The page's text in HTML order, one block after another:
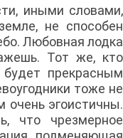
иными словами,
не способен
Любовная лодка
Тот же, кто
прекрасным
тоже не
очень эгоистичны.
что чрезмерное